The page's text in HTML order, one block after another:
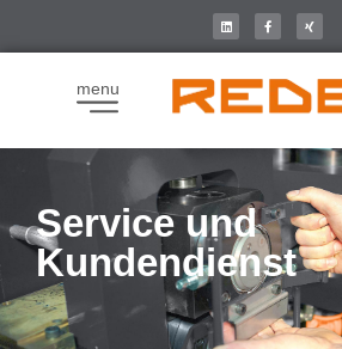
menu
Service und
Kundendienst